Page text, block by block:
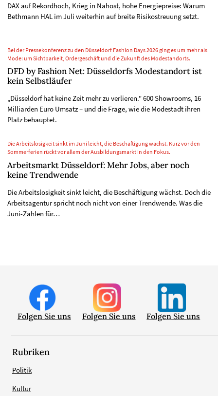
DAX auf Rekordhoch, Krieg in Nahost, hohe Energiepreise: Warum
Bethmann HAL im Juli weiterhin auf breite Risikostreuung setzt.
Bei der Pressekonferenz zu den Düsseldorf Fashion Days 2026 ging es um mehr als
Mode: um Sichtbarkeit, Ordergeschäft und die Zukunft des Modestandorts.
DFD by Fashion Net: Düsseldorfs Modestandort ist
kein Selbstläufer
„Düsseldorf hat keine Zeit mehr zu verlieren." 600 Showrooms, 16
Milliarden Euro Umsatz – und die Frage, wie die Modestadt ihren
Platz behauptet.
Die Arbeitslosigkeit sinkt im Juni leicht, die Beschäftigung wächst. Kurz vor den
Sommerferien rückt vor allem der Ausbildungsmarkt in den Fokus.
Arbeitsmarkt Düsseldorf: Mehr Jobs, aber noch
keine Trendwende
Die Arbeitslosigkeit sinkt leicht, die Beschäftigung wächst. Doch die
Arbeitsagentur spricht noch nicht von einer Trendwende. Was die
Juni-Zahlen für…
Folgen Sie uns Folgen Sie uns Folgen Sie uns
Rubriken
Politik
Kultur